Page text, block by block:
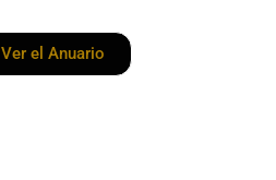
Ver el Anuario